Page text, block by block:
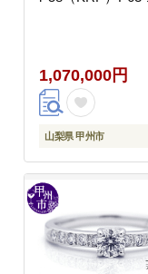
1,070,000円
山梨県 甲州市